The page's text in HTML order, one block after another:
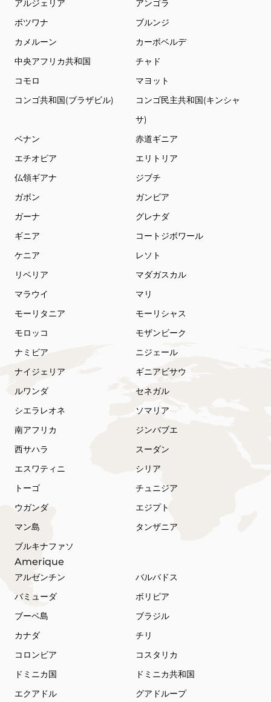
アルジェリア
アンゴラ
ボツワナ
ブルンジ
カメルーン
カーボベルデ
中央アフリカ共和国
チャド
コモロ
マヨット
コンゴ共和国(ブラザビル)
コンゴ民主共和国(キンシャ
サ)
ベナン
赤道ギニア
エチオピア
エリトリア
仏領ギアナ
ジブチ
ガボン
ガンビア
ガーナ
グレナダ
ギニア
コートジボワール
ケニア
レソト
リベリア
マダガスカル
マラウイ
マリ
モーリタニア
モーリシャス
モロッコ
モザンビーク
ナミビア
ニジェール
ナイジェリア
ギニアビサウ
ルワンダ
セネガル
シエラレオネ
ソマリア
南アフリカ
ジンバブエ
西サハラ
スーダン
エスワティニ
シリア
トーゴ
チュニジア
ウガンダ
エジプト
マン島
タンザニア
ブルキナファソ
Amerique
アルゼンチン
バルバドス
バミューダ
ボリビア
ブーベ島
ブラジル
カナダ
チリ
コロンビア
コスタリカ
ドミニカ国
ドミニカ共和国
エクアドル
グアドループ